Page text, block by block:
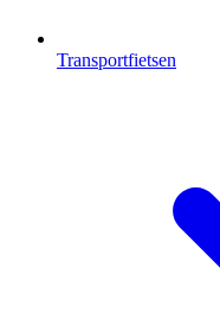
Transportfietsen